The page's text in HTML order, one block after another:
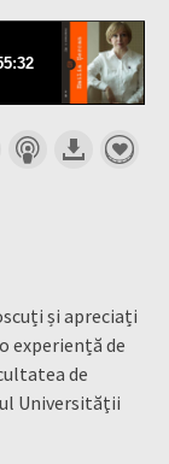
și apreciați
experiență de
de
Universităţii